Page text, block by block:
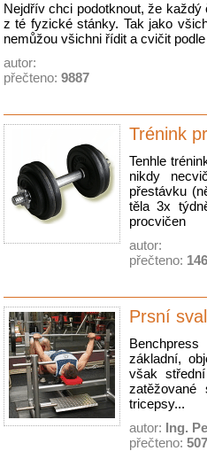
Nejdřív chci podotknout, že
z té fyzické stánky. Tak jako
nemůžou všichni řídit a cvičit
autor:
přečteno: 9887
Trénink
Tenhle
nikdy
přestávku
těla 3x
procvičen
autor:
přečteno:
Prsní
základní,
však
tricepsy...
autor: Ing.
přečteno: